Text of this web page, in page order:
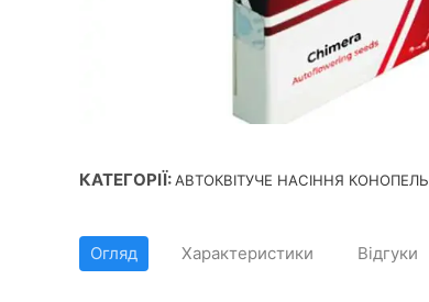
КАТЕГОРІЇ:АВТОКВІТУЧЕ НАСІННЯ КОНОПЕЛЬ
Огляд Характеристики Відгуки